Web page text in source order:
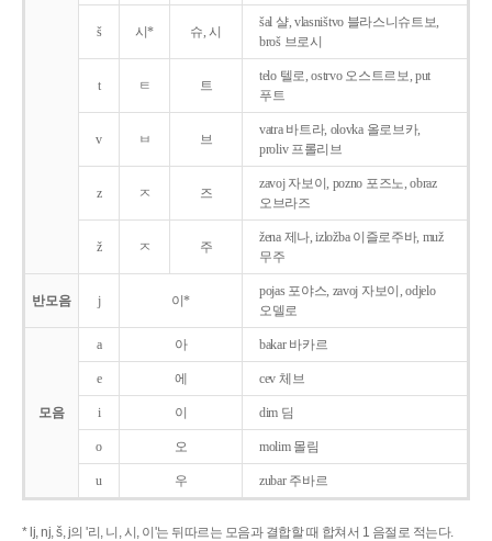
š 시* 슈, 시
šal 샬, vlasništvo 블라스니슈트보,
broš 브로시
t ㅌ 트
telo 텔로, ostrvo 오스트르보, put
푸트
v ㅂ 브
vatra 바트라, olovka 올로브카,
proliv 프롤리브
z ㅈ 즈
zavoj 자보이, pozno 포즈노, obraz
오브라즈
ž ㅈ 주
žena 제나, izložba 이즐로주바, muž
무주
반모음 j 이*
pojas 포야스, zavoj 자보이, odjelo
오델로
모음
a 아 bakar 바카르
e 에 cev 체브
i 이 dim 딤
o 오 molim 몰림
u 우 zubar 주바르
* lj, nj, š, j의 '리, 니, 시, 이'는 뒤따르는 모음과 결합할 때 합쳐서 1 음절로 적는다.